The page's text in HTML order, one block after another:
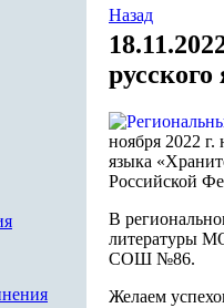
Назад
ноября 2022
языка
Российской
В
литературы
СОШ №86.
Желаем